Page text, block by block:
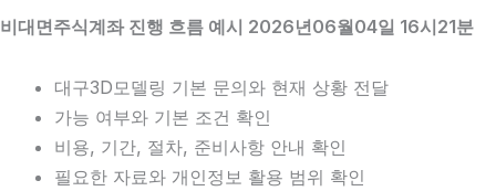
비대면주식계좌 진행 흐름 예시 2026년06월04일 16시21분
대구3D모델링 기본 문의와 현재 상황 전달
가능 여부와 기본 조건 확인
비용, 기간, 절차, 준비사항 안내 확인
필요한 자료와 개인정보 활용 범위 확인